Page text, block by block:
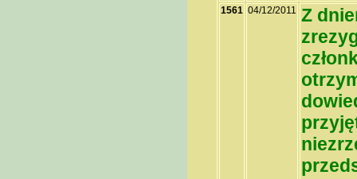
1561 04/12/2011 Z